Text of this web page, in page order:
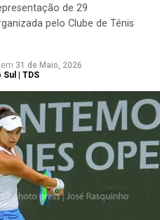
de 29
pelo Clube de Ténis
em 31 de Maio, 2026
| TDS